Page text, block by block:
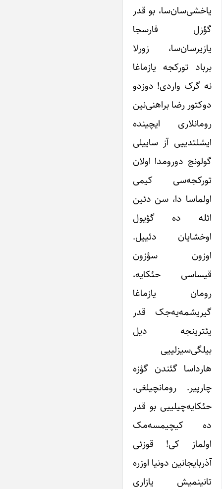
یاخشی‌سان‌سا، بو قدر
گؤزل فارسجا
یازیرسان‌سا، زورلا
برباد تورکجه یازماغا
نه گرک واردی! دوزدو
دوکتور رضا براهنی‌نین
رومانلاری ایچینده
ایشلتدییی آز ساییلی
گولونج دورومدا اولان
تورکجه‌سی کیمی
اولماسا دا، سن دئین
ائله ده گؤیول
اوخشایان دئییل.
اوزون سؤزون
قیساسی حئکایه،
رومان یازماغا
گیریشمه‌یه‌جک قدر
یئترینجه دیل
بیلگی‌سیزلییی
هارداسا گئندن گؤزه
چارپیر. رومانچیلغی،
حئکایه‌چیلییی بو قدر
ده کیچیمسه‌مک
اولماز کی! قوزئی
آذربایجانین دونیا اوزره
تانینمیش یازاری